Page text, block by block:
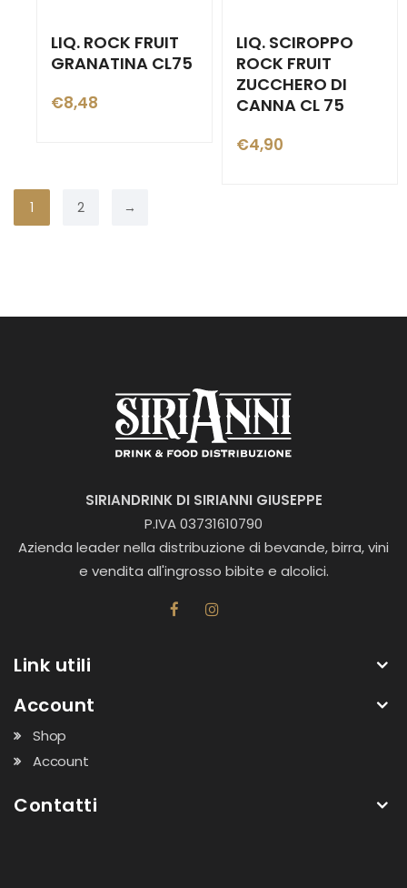
LIQ. ROCK FRUIT
GRANATINA CL75
€8,48
LIQ. SCIROPPO
ROCK FRUIT
ZUCCHERO DI
CANNA CL 75
€4,90
1 2 →
SIRIANDRINK DI SIRIANNI GIUSEPPE
P.IVA 03731610790
Azienda leader nella distribuzione di bevande, birra, vini
e vendita all'ingrosso bibite e alcolici.
Link utili
Account
Shop
Account
Contatti